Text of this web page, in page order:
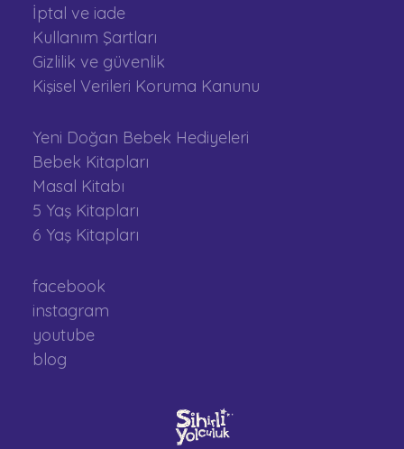
İptal ve iade
Kullanım Şartları
Gizlilik ve güvenlik
Kişisel Verileri Koruma Kanunu
Yeni Doğan Bebek Hediyeleri
Bebek Kitapları
Masal Kitabı
5 Yaş Kitapları
6 Yaş Kitapları
facebook
instagram
youtube
blog